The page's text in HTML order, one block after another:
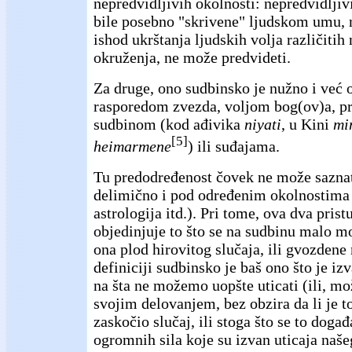
bile posebno "skrivene" ljudskom umu,
ishod ukrštanja ljudskih volja različitih
okruženja, ne može predvideti.
Za druge, ono sudbinsko je nužno i već
rasporedom zvezda, voljom bog(ov)a,
sudbinom (kod ađivika niyati, u Kini
heimarmene[5]) ili suđajama.
Tu predodređenost čovek ne može
delimično i pod određenim
astrologija itd.). Pri tome, ova dva
objedinjuje to što se na sudbinu malo
ona plod hirovitog slučaja, ili gvozdene
definiciji sudbinsko je baš ono što je
na šta ne možemo uopšte uticati (ili,
svojim delovanjem, bez obzira da li je
zaskočio slučaj, ili stoga što se to
ogromnih sila koje su izvan uticaja